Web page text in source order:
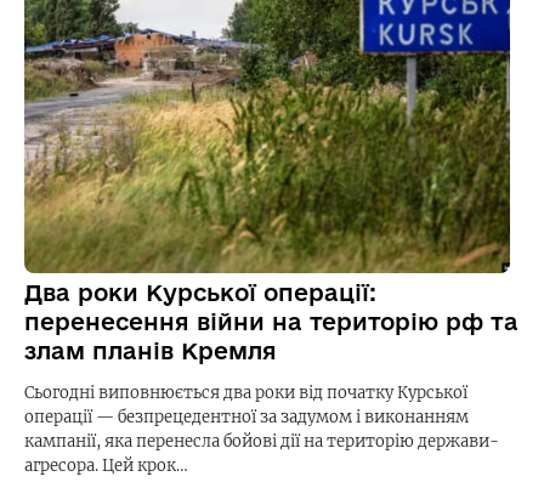
Два роки Курської операції:
перенесення війни на територію рф та
злам планів Кремля
Сьогодні виповнюється два роки від початку Курської
операції — безпрецедентної за задумом і виконанням
кампанії, яка перенесла бойові дії на територію держави-
агресора. Цей крок…